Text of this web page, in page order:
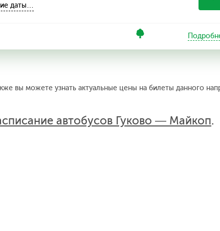
даты…
вы можете узнать актуальные цены на билеты данного
автобусов Гуково — Майкоп.